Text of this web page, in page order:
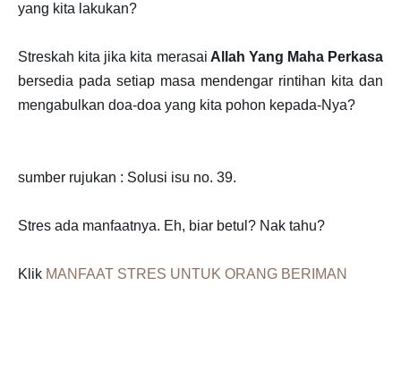
yang kita lakukan?
Streskah kita jika kita merasai Allah Yang Maha Perkasa
bersedia pada setiap masa mendengar rintihan kita dan
mengabulkan doa-doa yang kita pohon kepada-Nya?
sumber rujukan : Solusi isu no. 39.
Stres ada manfaatnya. Eh, biar betul? Nak tahu?
Klik MANFAAT STRES UNTUK ORANG BERIMAN